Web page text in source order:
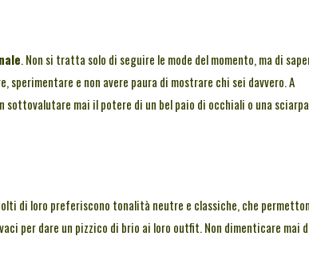
. Non si tratta solo di seguire le mode del momento, ma di
e non avere paura di mostrare chi sei davvero. A
sottovalutare mai il potere di un bel paio di occhiali o una sciarpa
di loro preferiscono tonalità neutre e classiche, che
per dare un pizzico di brio ai loro outfit. Non dimenticare mai